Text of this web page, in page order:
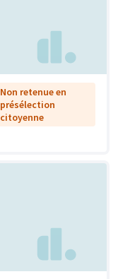
Non retenue en
présélection
citoyenne